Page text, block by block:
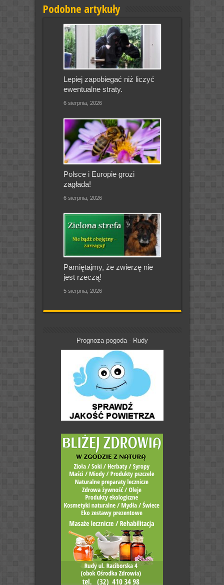
Podobne artykuły
Lepiej zapobiegać niż liczyć
ewentualne straty.
6 sierpnia, 2026
Polsce i Europie grozi
zagłada!
6 sierpnia, 2026
Pamiętajmy, że zwierzę nie
jest rzeczą!
5 sierpnia, 2026
Prognoza pogoda - Rudy